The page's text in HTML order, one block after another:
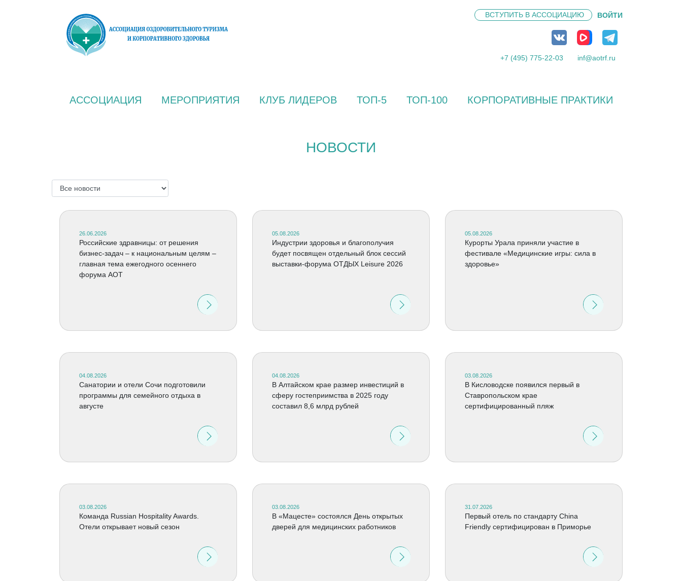
ВСТУПИТЬ В АССОЦИАЦИЮ ВОЙТИ
+7 (495) 775-22-03 inf@aotrf.ru
АССОЦИАЦИЯ МЕРОПРИЯТИЯ КЛУБ ЛИДЕРОВ ТОП-5 ТОП-100 КОРПОРАТИВНЫЕ ПРАКТИКИ
НОВОСТИ
26.06.2026
Российские здравницы: от решения
бизнес-задач – к национальным целям –
главная тема ежегодного осеннего
форума АОТ
05.08.2026
Индустрии здоровья и благополучия
будет посвящен отдельный блок сессий
выставки-форума ОТДЫХ Leisure 2026
05.08.2026
Курорты Урала приняли участие в
фестивале «Медицинские игры: сила в
здоровье»
04.08.2026
Санатории и отели Сочи подготовили
программы для семейного отдыха в
августе
04.08.2026
В Алтайском крае размер инвестиций в
сферу гостеприимства в 2025 году
составил 8,6 млрд рублей
03.08.2026
В Кисловодске появился первый в
Ставропольском крае
сертифицированный пляж
03.08.2026
Команда Russian Hospitality Awards.
Отели открывает новый сезон
03.08.2026
В «Мацесте» состоялся День открытых
дверей для медицинских работников
31.07.2026
Первый отель по стандарту China
Friendly сертифицирован в Приморье